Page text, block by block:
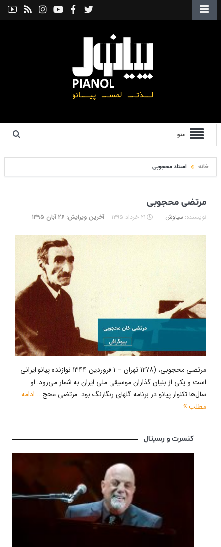
منو
خانه استاد محجوبی
مرتضی محجوبی
نویسنده: سیاوش ۲۱ خرداد ۱۳۹۵ آخرین ویرایش: ۲۶ آبان ۱۳۹۵
مرتضی محجوبی، (۱۲۷۸ تهران – ۱ فروردین ۱۳۴۴ نوازنده پیانو ایرانی
است و یکی از بنیان گذاران موسیقی ملی ایران به شمار می‌رود. او
سال‌ها تکنواز پیانو در برنامه گلهای رنگارنگ بود. مرتضی محج... ادامه
مطلب
کنسرت و رسیتال